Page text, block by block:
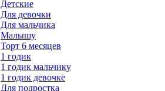
Детские
Для девочки
Для мальчика
Малышу
Торт 6 месяцев
1 годик
1 годик мальчику
1 годик девочке
Для подростка